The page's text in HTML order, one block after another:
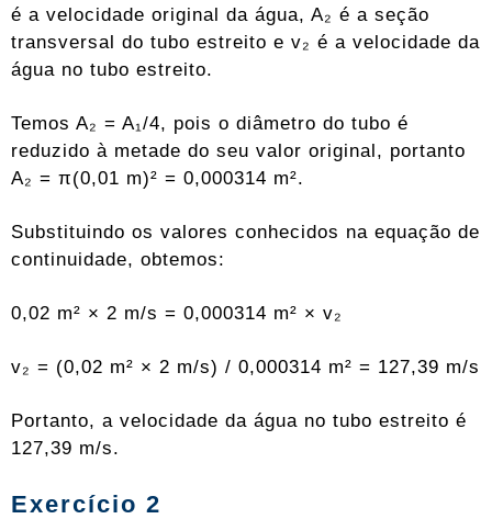
é a velocidade original da água, A₂ é a seção
transversal do tubo estreito e v₂ é a velocidade da
água no tubo estreito.
Temos A₂ = A₁/4, pois o diâmetro do tubo é
reduzido à metade do seu valor original, portanto
A₂ = π(0,01 m)² = 0,000314 m².
Substituindo os valores conhecidos na equação de
continuidade, obtemos:
0,02 m² × 2 m/s = 0,000314 m² × v₂
v₂ = (0,02 m² × 2 m/s) / 0,000314 m² = 127,39 m/s
Portanto, a velocidade da água no tubo estreito é
127,39 m/s.
Exercício 2